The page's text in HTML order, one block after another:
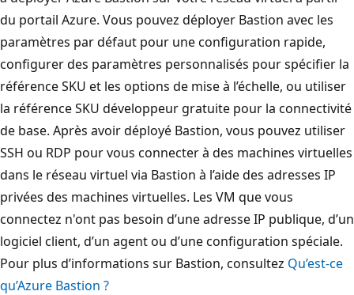
du portail Azure. Vous pouvez déployer Bastion avec les
paramètres par défaut pour une configuration rapide,
configurer des paramètres personnalisés pour spécifier la
référence SKU et les options de mise à l’échelle, ou utiliser
la référence SKU développeur gratuite pour la connectivité
de base. Après avoir déployé Bastion, vous pouvez utiliser
SSH ou RDP pour vous connecter à des machines virtuelles
dans le réseau virtuel via Bastion à l’aide des adresses IP
privées des machines virtuelles. Les VM que vous
connectez n'ont pas besoin d’une adresse IP publique, d’un
logiciel client, d’un agent ou d’une configuration spéciale.
Pour plus d’informations sur Bastion, consultez Qu’est-ce
qu’Azure Bastion ?